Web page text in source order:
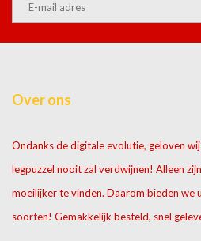
Over ons
Ondanks de digitale evolutie, geloven
legpuzzel nooit zal verdwijnen! Alleen
moeilijker te vinden. Daarom bieden we
soorten! Gemakkelijk besteld, snel